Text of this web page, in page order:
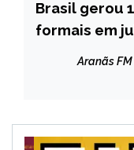
BRASIL
NOTÍCIAS
Brasil gerou
formais em
Aranãs FM